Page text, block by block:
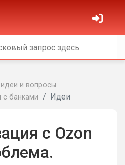
и вопросы
с банками
Идеи
с Ozon